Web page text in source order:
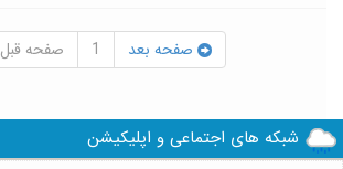
صفحه قبل 1
شبکه های اجتماعی و اپلیکیشن